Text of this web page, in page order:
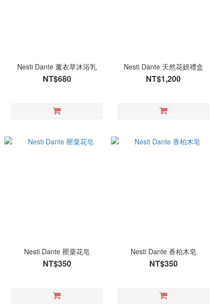
Nesti Dante 薰衣草沐浴乳
NT$680
Nesti Dante 天然花妍禮盒
NT$1,200
Nesti Dante 罌粟花皂
NT$350
Nesti Dante 香柏木皂
NT$350